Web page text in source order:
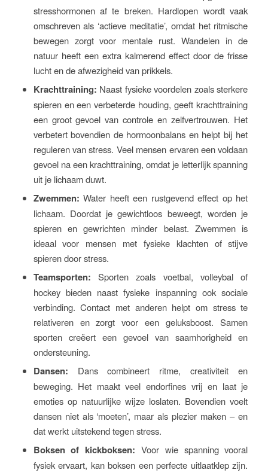
stresshormonen af te breken. Hardlopen wordt vaak
omschreven als ‘actieve meditatie’, omdat het ritmische
bewegen zorgt voor mentale rust. Wandelen in de
natuur heeft een extra kalmerend effect door de frisse
lucht en de afwezigheid van prikkels.
Krachttraining: Naast fysieke voordelen zoals sterkere
spieren en een verbeterde houding, geeft krachttraining
een groot gevoel van controle en zelfvertrouwen. Het
verbetert bovendien de hormoonbalans en helpt bij het
reguleren van stress. Veel mensen ervaren een voldaan
gevoel na een krachttraining, omdat je letterlijk spanning
uit je lichaam duwt.
Zwemmen: Water heeft een rustgevend effect op het
lichaam. Doordat je gewichtloos beweegt, worden je
spieren en gewrichten minder belast. Zwemmen is
ideaal voor mensen met fysieke klachten of stijve
spieren door stress.
Teamsporten: Sporten zoals voetbal, volleybal of
hockey bieden naast fysieke inspanning ook sociale
verbinding. Contact met anderen helpt om stress te
relativeren en zorgt voor een geluksboost. Samen
sporten creëert een gevoel van saamhorigheid en
ondersteuning.
Dansen: Dans combineert ritme, creativiteit en
beweging. Het maakt veel endorfines vrij en laat je
emoties op natuurlijke wijze loslaten. Bovendien voelt
dansen niet als ‘moeten’, maar als plezier maken – en
dat werkt uitstekend tegen stress.
Boksen of kickboksen: Voor wie spanning vooral
fysiek ervaart, kan boksen een perfecte uitlaatklep zijn.